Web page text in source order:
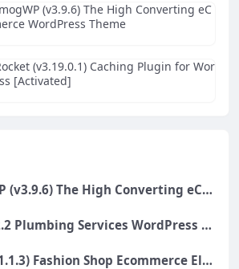
(v3.9.6) The High Converting eC
WordPress Theme
(v3.19.0.1) Caching Plugin for Wor
[Activated]
MinimogWP (v3.9.6) The High Converting eCommerce WordPress Theme
Plumbio v2.2 Plumbing Services WordPress Theme
Anarkali (v1.1.3) Fashion Shop Ecommerce Elementor Theme